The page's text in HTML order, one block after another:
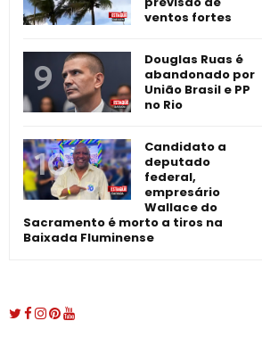
ventos fortes
Douglas Ruas é
abandonado por
União Brasil e PP
no Rio
Candidato a
deputado
federal,
empresário
Wallace do
Sacramento é morto a tiros na
Baixada Fluminense